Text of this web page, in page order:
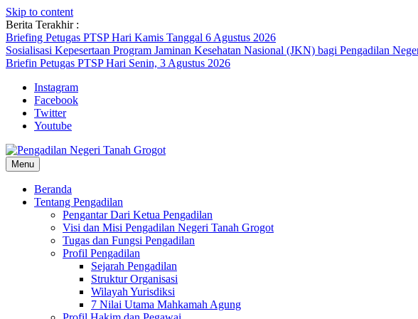
Skip to content
Berita Terakhir :
Briefing Petugas PTSP Hari Kamis Tanggal 6 Agustus 2026
Sosialisasi Kepesertaan Program Jaminan Kesehatan Nasional (JKN) bagi Pengadilan
Briefin Petugas PTSP Hari Senin, 3 Agustus 2026
Instagram
Facebook
Twitter
Youtube
Menu
Beranda
Tentang Pengadilan
Pengantar Dari Ketua Pengadilan
Visi dan Misi Pengadilan Negeri Tanah Grogot
Tugas dan Fungsi Pengadilan
Profil Pengadilan
Sejarah Pengadilan
Struktur Organisasi
Wilayah Yurisdiksi
7 Nilai Utama Mahkamah Agung